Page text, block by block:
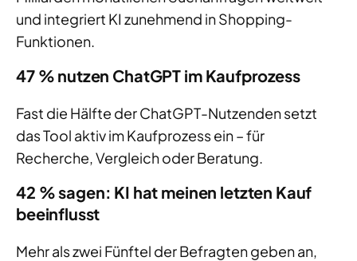
und integriert KI zunehmend in Shopping-
Funktionen.
47 % nutzen ChatGPT im Kaufprozess
Fast die Hälfte der ChatGPT-Nutzenden setzt
das Tool aktiv im Kaufprozess ein – für
Recherche, Vergleich oder Beratung.
42 % sagen: KI hat meinen letzten Kauf
beeinflusst
Mehr als zwei Fünftel der Befragten geben an,